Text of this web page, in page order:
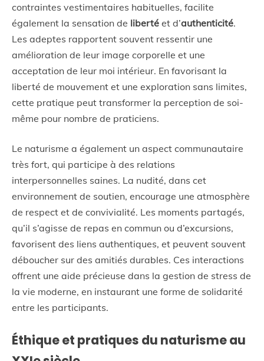
contraintes vestimentaires habituelles, facilite
également la sensation de liberté et d’authenticité.
Les adeptes rapportent souvent ressentir une
amélioration de leur image corporelle et une
acceptation de leur moi intérieur. En favorisant la
liberté de mouvement et une exploration sans limites,
cette pratique peut transformer la perception de soi-
même pour nombre de praticiens.
Le naturisme a également un aspect communautaire
très fort, qui participe à des relations
interpersonnelles saines. La nudité, dans cet
environnement de soutien, encourage une atmosphère
de respect et de convivialité. Les moments partagés,
qu’il s’agisse de repas en commun ou d’excursions,
favorisent des liens authentiques, et peuvent souvent
déboucher sur des amitiés durables. Ces interactions
offrent une aide précieuse dans la gestion de stress de
la vie moderne, en instaurant une forme de solidarité
entre les participants.
Éthique et pratiques du naturisme au